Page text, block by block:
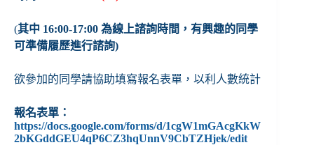
(其中 16:00-17:00 為線上諮詢時間，有興趣的同學
可準備履歷進行諮詢)
欲參加的同學請協助填寫報名表單，以利人數統計
報名表單：
https://docs.google.com/forms/d/1cgW1mGAcgKkW
2bKGddGEU4qP6CZ3hqUnnV9CbTZHjek/edit